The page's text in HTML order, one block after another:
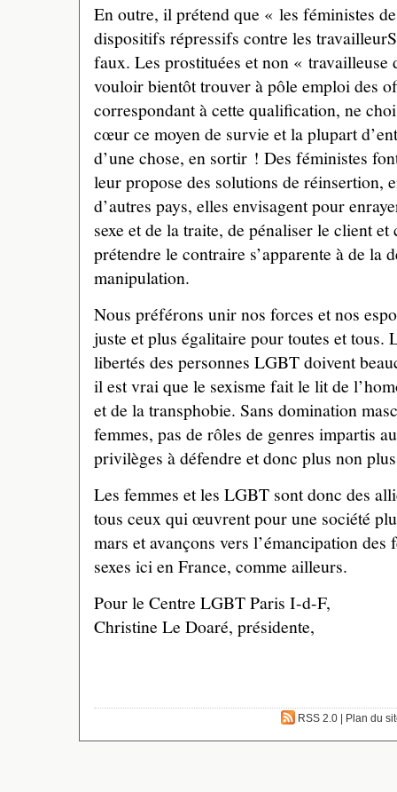
En outre, il prétend que « les féministes
dispositifs répressifs contre les
faux. Les prostituées et non « travailleuse
vouloir bientôt trouver à pôle emploi des
correspondant à cette qualification, ne
cœur ce moyen de survie et la plupart
d’une chose, en sortir ! Des féministes
leur propose des solutions de réinsertion,
d’autres pays, elles envisagent pour
sexe et de la traite, de pénaliser le client
prétendre le contraire s’apparente à de la
manipulation.
Nous préférons unir nos forces et nos
juste et plus égalitaire pour toutes et tous.
libertés des personnes LGBT doivent
il est vrai que le sexisme fait le lit de
et de la transphobie. Sans domination
femmes, pas de rôles de genres impartis
privilèges à défendre et donc plus non
Les femmes et les LGBT sont donc des
tous ceux qui œuvrent pour une société
mars et avançons vers l’émancipation des
sexes ici en France, comme ailleurs.
Pour le Centre LGBT Paris I-d-F,
Christine Le Doaré, présidente,
RSS 2.0 Plan du